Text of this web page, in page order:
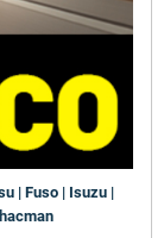
| Fuso | Isuzu |